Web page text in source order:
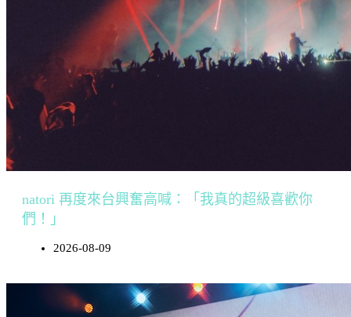
natori 再度來台興奮高喊：「我真的超級喜歡你
們！」
2026-08-09